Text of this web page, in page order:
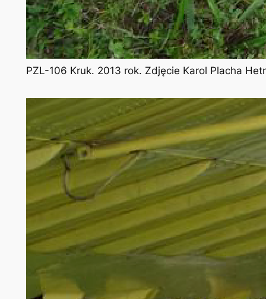
PZL-106 Kruk. 2013 rok. Zdjęcie Karol Placha